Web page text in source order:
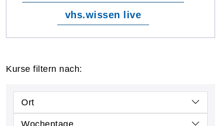
vhs.wissen live
Kurse filtern nach:
Ort
Wochentage